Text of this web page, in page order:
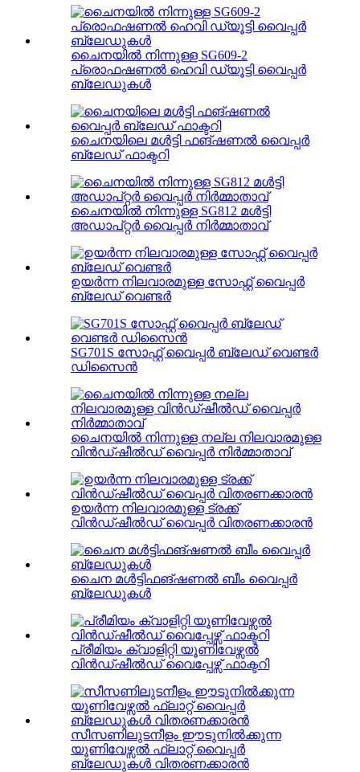
ചൈനയിൽ നിന്നുള്ള SG609-2
പ്രൊഫഷണൽ ഹെവി ഡ്യൂട്ടി വൈപ്പർ
ബ്ലേഡുകൾ
ചൈനയിലെ മൾട്ടി ഫങ്ഷണൽ വൈപ്പർ
ബ്ലേഡ് ഫാക്ടറി
ചൈനയിൽ നിന്നുള്ള SG812 മൾട്ടി
അഡാപ്റ്റർ വൈപ്പർ നിർമ്മാതാവ്
ഉയർന്ന നിലവാരമുള്ള സോഫ്റ്റ് വൈപ്പർ
ബ്ലേഡ് വെണ്ടർ
SG701S സോഫ്റ്റ് വൈപ്പർ ബ്ലേഡ് വെണ്ടർ
ഡിസൈൻ
ചൈനയിൽ നിന്നുള്ള നല്ല നിലവാരമുള്ള
വിൻഡ്ഷീൽഡ് വൈപ്പർ നിർമ്മാതാവ്
ഉയർന്ന നിലവാരമുള്ള ട്രക്ക്
വിൻഡ്ഷീൽഡ് വൈപ്പർ വിതരണക്കാരൻ
ചൈന മൾട്ടിഫങ്ഷണൽ ബീം വൈപ്പർ
ബ്ലേഡുകൾ
പ്രീമിയം ക്വാളിറ്റി യൂണിവേഴ്സൽ
വിൻഡ്ഷീൽഡ് വൈപ്പേഴ്സ് ഫാക്ടറി
സീസണിലുടനീളം ഈടുനിൽക്കുന്ന
യൂണിവേഴ്സൽ ഫ്ലാറ്റ് വൈപ്പർ
ബ്ലേഡുകൾ വിതരണക്കാരൻ